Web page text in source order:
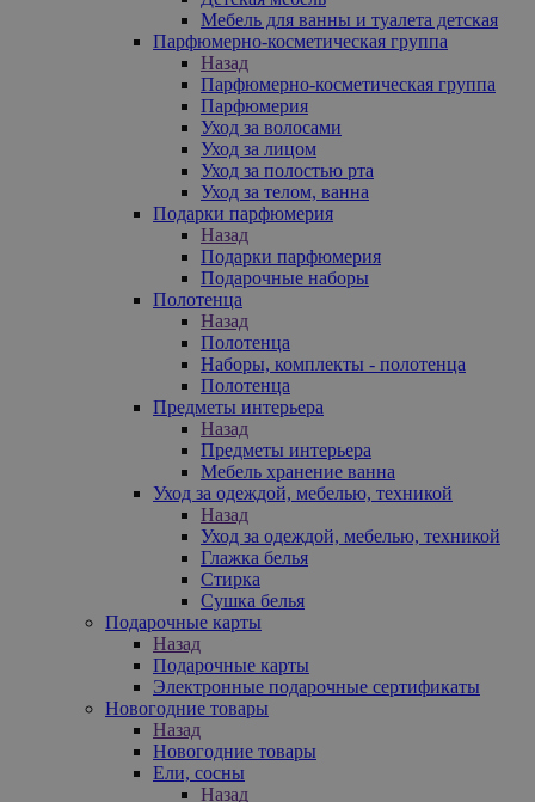
Мебель для ванны и туалета детская
Парфюмерно-косметическая группа
Назад
Парфюмерно-косметическая группа
Парфюмерия
Уход за волосами
Уход за лицом
Уход за полостью рта
Уход за телом, ванна
Подарки парфюмерия
Назад
Подарки парфюмерия
Подарочные наборы
Полотенца
Назад
Полотенца
Наборы, комплекты - полотенца
Полотенца
Предметы интерьера
Назад
Предметы интерьера
Мебель хранение ванна
Уход за одеждой, мебелью, техникой
Назад
Уход за одеждой, мебелью, техникой
Глажка белья
Стирка
Сушка белья
Подарочные карты
Назад
Подарочные карты
Электронные подарочные сертификаты
Новогодние товары
Назад
Новогодние товары
Ели, сосны
Назад